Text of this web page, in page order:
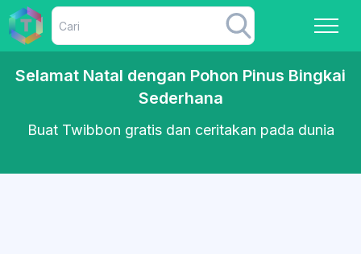
Selamat Natal dengan Pohon Pinus Bingkai
Sederhana
Buat Twibbon gratis dan ceritakan pada dunia